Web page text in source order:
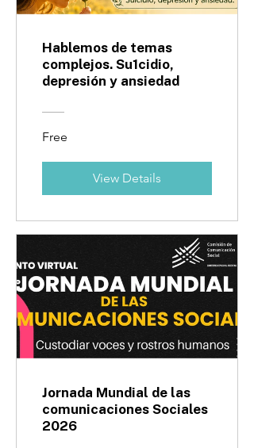
Hablemos de temas
complejos. Su1cidio,
depresión y ansiedad
Free
View Details
Jornada Mundial de las
comunicaciones Sociales
2026